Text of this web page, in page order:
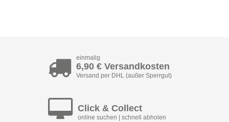
einmalig
6,90 € Versandkosten
Versand per DHL (außer Sperrgut)
Click & Collect
online suchen | schnell abholen